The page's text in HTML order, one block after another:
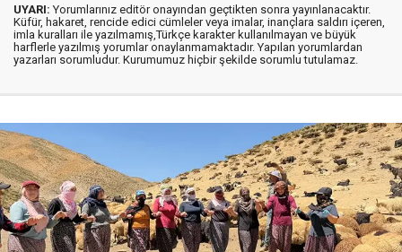
UYARI: Yorumlarınız editör onayından geçtikten sonra yayınlanacaktır.
Küfür, hakaret, rencide edici cümleler veya imalar, inançlara saldırı içeren,
imla kuralları ile yazılmamış,Türkçe karakter kullanılmayan ve büyük
harflerle yazılmış yorumlar onaylanmamaktadır. Yapılan yorumlardan
yazarları sorumludur. Kurumumuz hiçbir şekilde sorumlu tutulamaz.